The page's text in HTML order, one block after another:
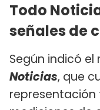
Todo
señales de
Según indicó el
Noticias, que
representación